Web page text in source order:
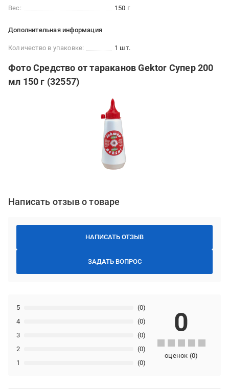
Вес: 150 г
Дополнительная информация
Количество в упаковке: 1 шт.
Фото Средство от тараканов Gektor Супер 200
мл 150 г (32557)
Написать отзыв о товаре
НАПИСАТЬ ОТЗЫВ
ЗАДАТЬ ВОПРОС
1 (0)
2 (0)
3 (0)
4 (0)
5 (0)
0
оценок (0)